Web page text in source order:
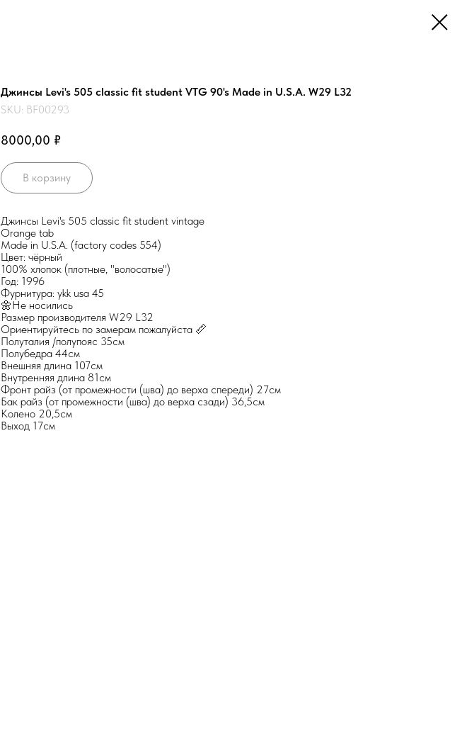
Джинсы Levi's 505 classic fit student VTG 90's Made in U.S.A. W29 L32
SKU: BF00293
8000,00 ₽
В корзину
Джинсы Levi's 505 classic fit student vintage
Orange tab
Made in U.S.A. (factory codes 554)
Цвет: чёрный
100% хлопок (плотные, "волосатые")
Год: 1996
Фурнитура: ykk usa 45
🌼Не носились
Размер производителя W29 L32
Ориентируйтесь по замерам пожалуйста 📏
Полуталия /полупояс 35см
Полубедра 44см
Внешняя длина 107см
Внутренняя длина 81см
Фронт райз (от промежности (шва) до верха спереди) 27см
Бак райз (от промежности (шва) до верха сзади) 36,5см
Колено 20,5см
Выход 17см